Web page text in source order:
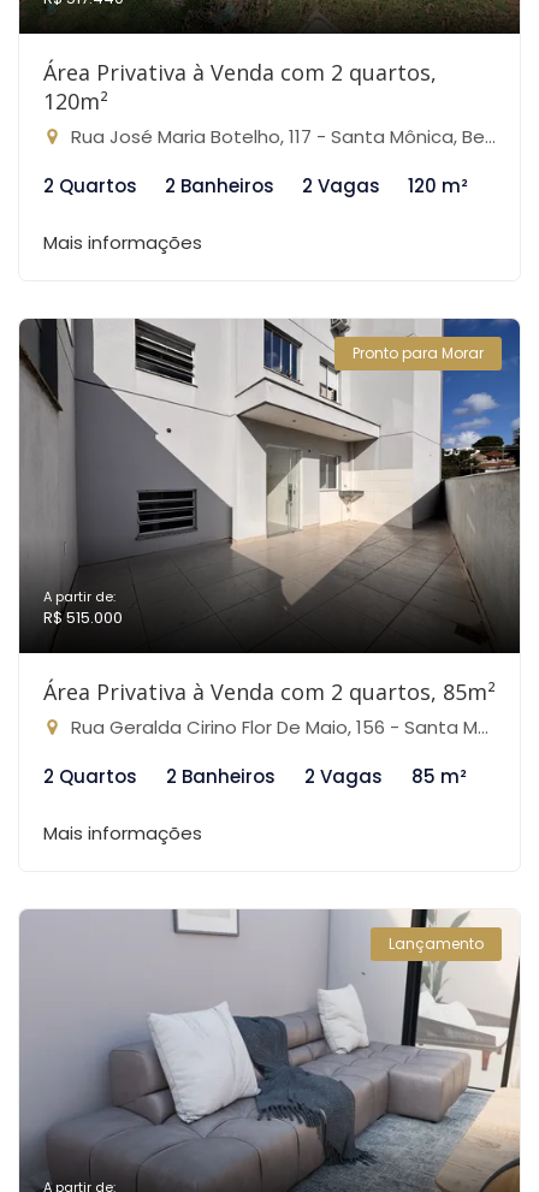
Área Privativa à Venda com 2 quartos,
120m²
Rua José Maria Botelho, 117 - Santa Mônica, Belo Horizonte-MG
2 Quartos
2 Banheiros 2 Vagas 120 m²
Mais informações
Pronto para Morar
A partir de:
R$ 515.000
Área Privativa à Venda com 2 quartos, 85m²
Rua Geralda Cirino Flor De Maio, 156 - Santa Mônica, Belo Horizonte-MG
2 Quartos
2 Banheiros 2 Vagas 85 m²
Mais informações
Lançamento
A partir de: